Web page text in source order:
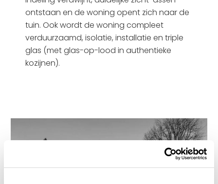
ontstaan en de woning opent zich naar de
tuin. Ook wordt de woning compleet
verduurzaamd, isolatie, installatie en triple
glas (met glas-op-lood in authentieke
kozijnen).